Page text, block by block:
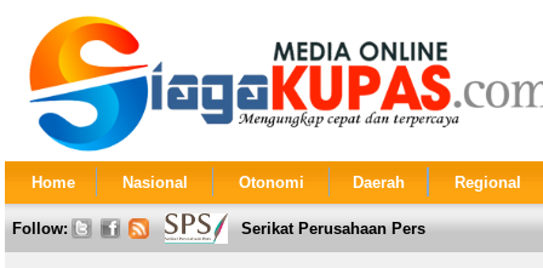
Home Nasional Otonomi Daerah Regional
Follow: Serikat Perusahaan Pers